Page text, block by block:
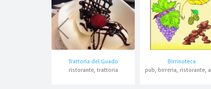
Trattoria del Guado
ristorante, trattoria
Birrinoteca